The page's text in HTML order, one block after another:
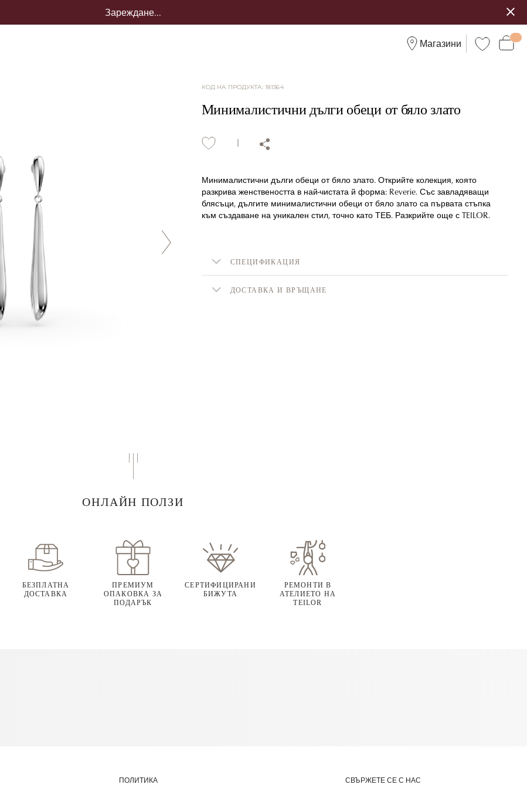
Зареждане...
Магазини
КОД НА ПРОДУКТА: 181364
Минималистични дълги обеци от бяло злато
Минималистични дълги обеци от бяло злато. Открийте колекция, която
разкрива женствеността в най-чистата й форма: Reverie. Със завладяващи
блясъци, дългите минималистични обеци от бяло злато са първата стъпка
към създаване на уникален стил, точно като ТЕБ. Разкрийте още с TEILOR.
СПЕЦИФИКАЦИЯ
ДОСТАВКА И ВРЪЩАНЕ
ОНЛАЙН ПОЛЗИ
БЕЗПЛАТНА
ДОСТАВКА
ПРЕМИУМ
ОПАКОВКА ЗА
ПОДАРЪК
СЕРТИФИЦИРАНИ
БИЖУТА
РЕМОНТИ В
АТЕЛИЕТО НА
TEILOR
ПОЛИТИКА СВЪРЖЕТЕ СЕ С НАС